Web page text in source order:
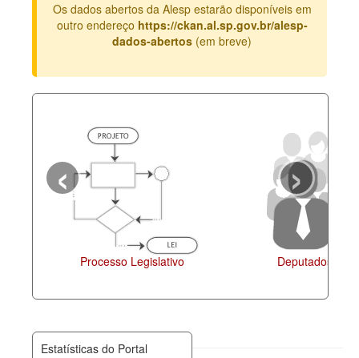
Legislação
Perguntas frequentes
Os dados abertos da Alesp estarão disponíveis em
outro endereço https://ckan.al.sp.gov.br/alesp-
dados-abertos (em breve)
Processo Legislativo Deputados
‹ ›
Estatísticas do Portal